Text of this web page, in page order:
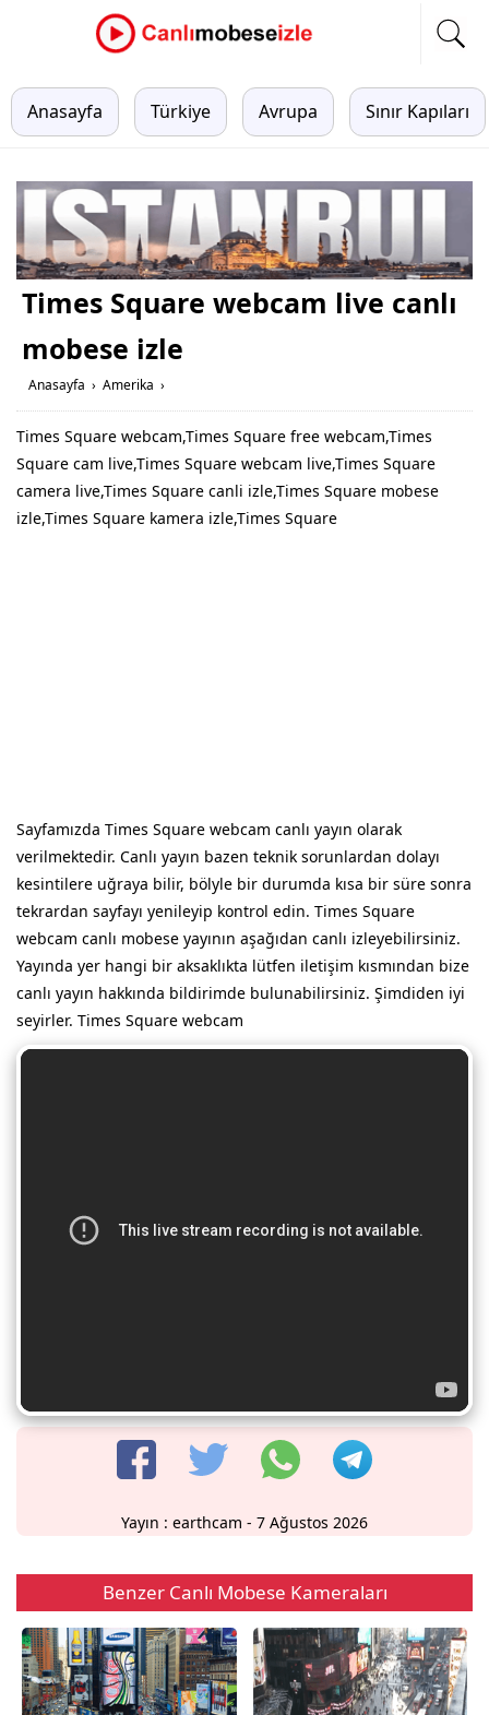
Anasayfa Türkiye Avrupa Sınır Kapıları
Times Square webcam live canlı
mobese izle
Anasayfa › Amerika ›
Times Square webcam,Times Square free webcam,Times
Square cam live,Times Square webcam live,Times Square
camera live,Times Square canli izle,Times Square mobese
izle,Times Square kamera izle,Times Square
Sayfamızda Times Square webcam canlı yayın olarak
verilmektedir. Canlı yayın bazen teknik sorunlardan dolayı
kesintilere uğraya bilir, bölyle bir durumda kısa bir süre sonra
tekrardan sayfayı yenileyip kontrol edin. Times Square
webcam canlı mobese yayının aşağıdan canlı izleyebilirsiniz.
Yayında yer hangi bir aksaklıkta lütfen iletişim kısmından bize
canlı yayın hakkında bildirimde bulunabilirsiniz. Şimdiden iyi
seyirler. Times Square webcam
Yayın : earthcam - 7 Ağustos 2026
Benzer Canlı Mobese Kameraları